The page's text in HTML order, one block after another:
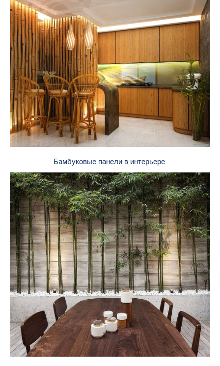
Бамбуковые панели в интерьере